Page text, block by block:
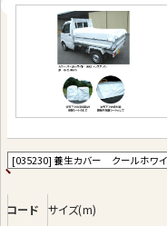
コード サイズ(m)